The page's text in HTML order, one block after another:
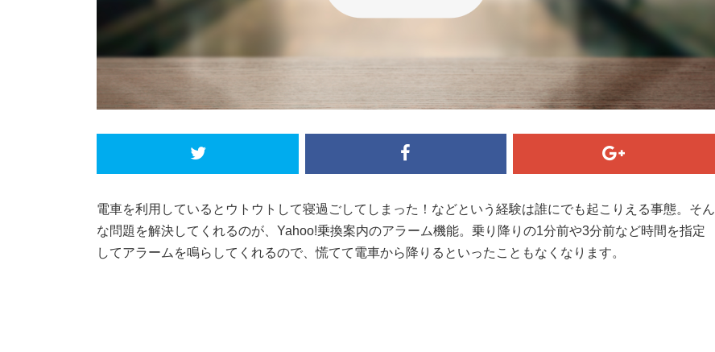
電車を利用しているとウトウトして寝過ごしてしまった！などという経験は誰にでも起こりえる事態。そん
な問題を解決してくれるのが、Yahoo!乗換案内のアラーム機能。乗り降りの1分前や3分前など時間を指定
してアラームを鳴らしてくれるので、慌てて電車から降りるといったこともなくなります。